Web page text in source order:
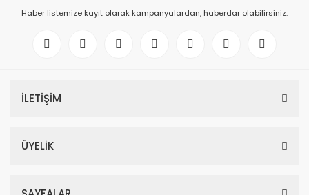
Haber listemize kayıt olarak kampanyalardan, haberdar olabilirsiniz.
İLETİŞİM
ÜYELİK